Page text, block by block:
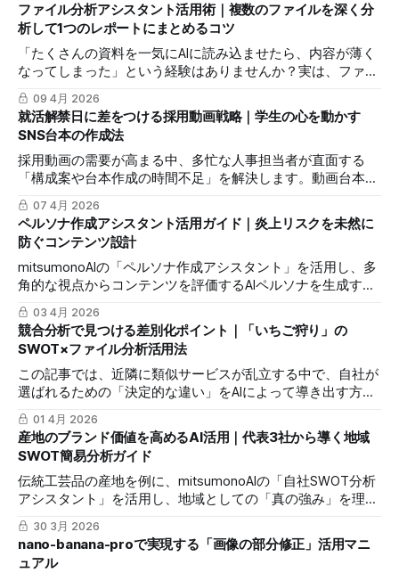
ファイル分析アシスタント活用術｜複数のファイルを深く分
析して1つのレポートにまとめるコツ
「たくさんの資料を一気にAIに読み込ませたら、内容が薄く
なってしまった」という経験はありませんか？実は、ファイ
ルを1つずつ分析して最後に統合するのが、最も精度の高い
レポートを作る秘訣です。本記事では、mitsumonoAIの「ク
リップ機能」を使い、複数のデータから深い洞察を引き出す
プロの手順を解説します。
09 4月 2026
就活解禁日に差をつける採用動画戦略｜学生の心を動かす
SNS台本の作成法
採用動画の需要が高まる中、多忙な人事担当者が直面する
「構成案や台本作成の時間不足」を解決します。動画台本作
成ワークフローを活用し、Z世代の心に刺さるTikTokや
YouTube動画の構成を、最短30分で立ち上げる実践的なステ
ップを解説します。
07 4月 2026
ペルソナ作成アシスタント活用ガイド｜炎上リスクを未然に
防ぐコンテンツ設計
mitsumonoAIの「ペルソナ作成アシスタント」を活用し、多
角的な視点からコンテンツを評価するAIペルソナを生成する
ことで、潜在的な炎上リスクを徹底的に洗い出し、公開前の
コンテンツ品質を飛躍的に向上させる実践的な方法を解説し
ます。
03 4月 2026
競合分析で見つける差別化ポイント｜「いちご狩り」の
SWOT×ファイル分析活用法
この記事では、近隣に類似サービスが乱立する中で、自社が
選ばれるための「決定的な違い」をAIによって導き出す方法
を解説します。具体例として「いちご狩り」を取り上げ、
mitsumonoAIの「自社SWOT分析アシスタント」と「ファイ
ル分析アシスタント」を組み合わせることで、競合のレビュ
ーからは見えない「隠れた弱点」を発見し、確信の持てる差
別化戦略を立案するプロセスを紹介します。
01 4月 2026
産地のブランド価値を高めるAI活用｜代表3社から導く地域
SWOT簡易分析ガイド
伝統工芸品の産地を例に、mitsumonoAIの「自社SWOT分析
アシスタント」を活用し、地域としての「真の強み」を理解
し、今後の試作や戦略立案に活かすプロセスをご紹介しま
す。地域事業者間の連携を深め、産地全体のブランド力を高
めたいとお考えの皆様に役立つ内容です。
30 3月 2026
nano-banana-proで実現する「画像の部分修正」活用マニ
ュアル